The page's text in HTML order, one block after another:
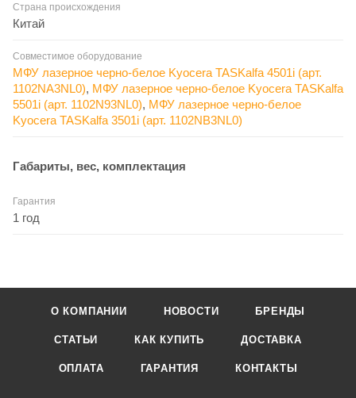
Страна происхождения
Китай
Совместимое оборудование
МФУ лазерное черно-белое Kyocera TASKalfa 4501i (арт.
1102NA3NL0), МФУ лазерное черно-белое Kyocera TASKalfa
5501i (арт. 1102N93NL0), МФУ лазерное черно-белое
Kyocera TASKalfa 3501i (арт. 1102NB3NL0)
Габариты, вес, комплектация
Гарантия
1 год
О КОМПАНИИ НОВОСТИ БРЕНДЫ
СТАТЬИ КАК КУПИТЬ ДОСТАВКА
ОПЛАТА ГАРАНТИЯ КОНТАКТЫ